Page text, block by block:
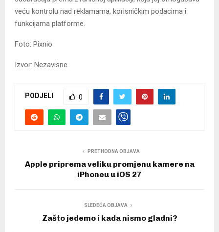
veću kontrolu nad reklamama, korisničkim podacima i
funkcijama platforme.
Foto: Pixnio
Izvor: Nezavisne
PODJELI 0
PRETHODNA OBJAVA
Apple priprema veliku promjenu kamere na
iPhoneu u iOS 27
SLEDEĆA OBJAVA
Zašto jedemo i kada nismo gladni?